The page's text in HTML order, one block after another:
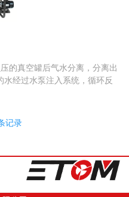
的真空罐后气水分离，分离出
经过水泵注入系统，循环反
记录